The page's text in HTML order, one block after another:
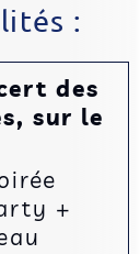
:
des
sur le
+